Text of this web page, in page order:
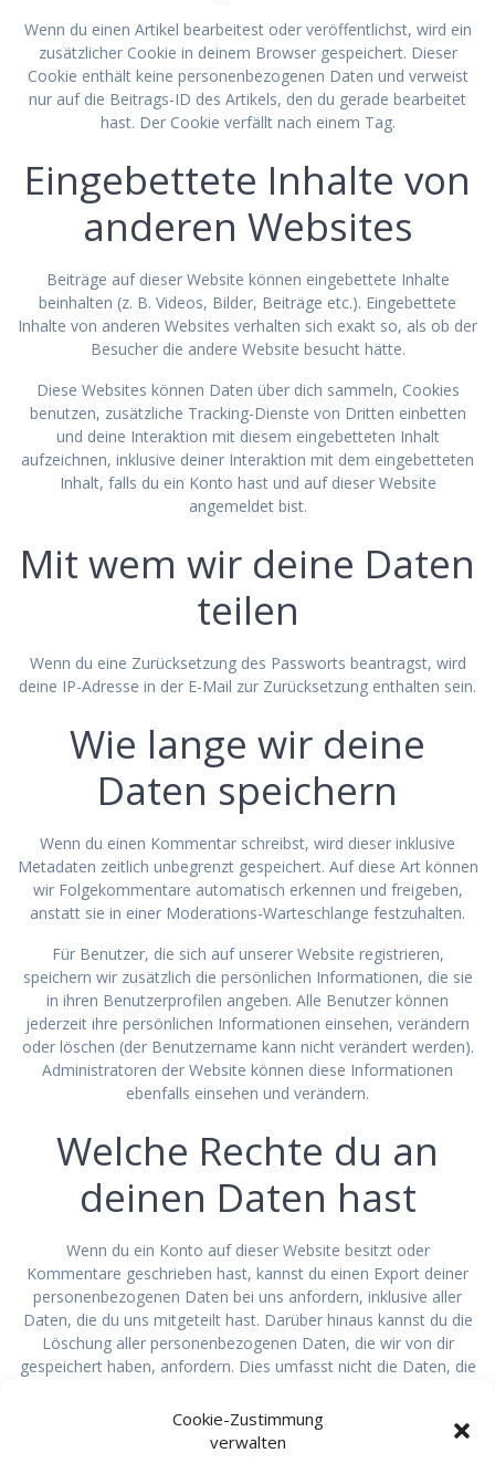
Cookie-Zustimmung
verwalten
Wenn du einen Artikel bearbeitest oder veröffentlichst, wird ein
zusätzlicher Cookie in deinem Browser gespeichert. Dieser
Cookie enthält keine personenbezogenen Daten und verweist
nur auf die Beitrags-ID des Artikels, den du gerade bearbeitet
hast. Der Cookie verfällt nach einem Tag.
Eingebettete Inhalte von
anderen Websites
Beiträge auf dieser Website können eingebettete Inhalte
beinhalten (z. B. Videos, Bilder, Beiträge etc.). Eingebettete
Inhalte von anderen Websites verhalten sich exakt so, als ob der
Besucher die andere Website besucht hätte.
Diese Websites können Daten über dich sammeln, Cookies
benutzen, zusätzliche Tracking-Dienste von Dritten einbetten
und deine Interaktion mit diesem eingebetteten Inhalt
aufzeichnen, inklusive deiner Interaktion mit dem eingebetteten
Inhalt, falls du ein Konto hast und auf dieser Website
angemeldet bist.
Mit wem wir deine Daten
teilen
Wenn du eine Zurücksetzung des Passworts beantragst, wird
deine IP-Adresse in der E-Mail zur Zurücksetzung enthalten sein.
Wie lange wir deine
Daten speichern
Wenn du einen Kommentar schreibst, wird dieser inklusive
Metadaten zeitlich unbegrenzt gespeichert. Auf diese Art können
wir Folgekommentare automatisch erkennen und freigeben,
anstatt sie in einer Moderations-Warteschlange festzuhalten.
Für Benutzer, die sich auf unserer Website registrieren,
speichern wir zusätzlich die persönlichen Informationen, die sie
in ihren Benutzerprofilen angeben. Alle Benutzer können
jederzeit ihre persönlichen Informationen einsehen, verändern
oder löschen (der Benutzername kann nicht verändert werden).
Administratoren der Website können diese Informationen
ebenfalls einsehen und verändern.
Welche Rechte du an
deinen Daten hast
Wenn du ein Konto auf dieser Website besitzt oder
Kommentare geschrieben hast, kannst du einen Export deiner
personenbezogenen Daten bei uns anfordern, inklusive aller
Daten, die du uns mitgeteilt hast. Darüber hinaus kannst du die
Löschung aller personenbezogenen Daten, die wir von dir
gespeichert haben, anfordern. Dies umfasst nicht die Daten, die
sicherheitsrelevanter Notwendigkeiten aufbewahren müssen.